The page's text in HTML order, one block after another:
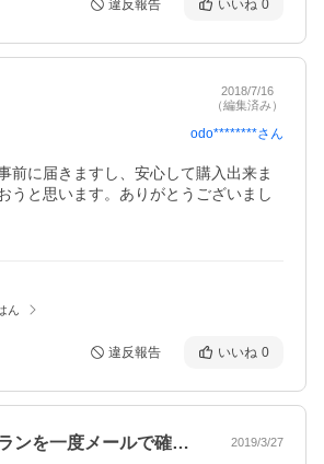
違反報告 いいね 0
2018/7/16
（編集済み）
odo********さん
前に届きますし、安心して購入出来ま
うと思います。ありがとうございまし
ん
違反報告 いいね 0
ご丁寧の作成プランを一度メールで確認し… 2019/3/27